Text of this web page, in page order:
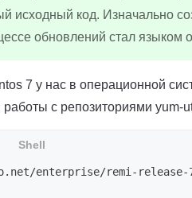
исходный код. Изначально
обновлений стал языком
7 у нас в операционной
работы с репозиториями yum-